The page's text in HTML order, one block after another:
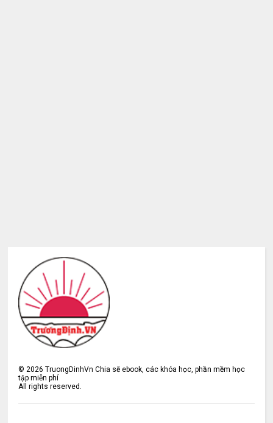
©2026 TruongDinhVn Chia sẽ ebook, các khóa học, phần mềm học
tập miễn phí
All rights reserved.